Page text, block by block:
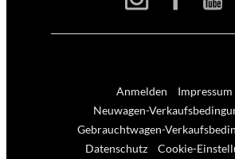
Anmelden
Impressum
Neuwagen-
Gebrauchtwagen-
Datenschutz
Cookie-